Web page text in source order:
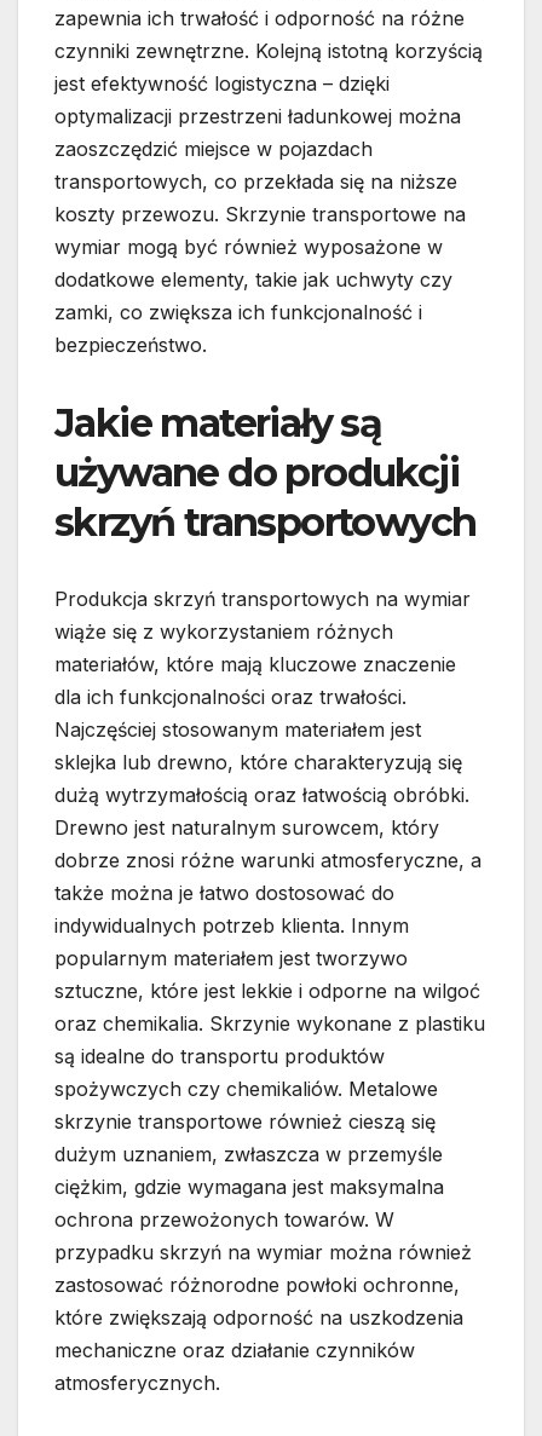
zapewnia ich trwałość i odporność na różne
czynniki zewnętrzne. Kolejną istotną korzyścią
jest efektywność logistyczna – dzięki
optymalizacji przestrzeni ładunkowej można
zaoszczędzić miejsce w pojazdach
transportowych, co przekłada się na niższe
koszty przewozu. Skrzynie transportowe na
wymiar mogą być również wyposażone w
dodatkowe elementy, takie jak uchwyty czy
zamki, co zwiększa ich funkcjonalność i
bezpieczeństwo.
Jakie materiały są
używane do produkcji
skrzyń transportowych
Produkcja skrzyń transportowych na wymiar
wiąże się z wykorzystaniem różnych
materiałów, które mają kluczowe znaczenie
dla ich funkcjonalności oraz trwałości.
Najczęściej stosowanym materiałem jest
sklejka lub drewno, które charakteryzują się
dużą wytrzymałością oraz łatwością obróbki.
Drewno jest naturalnym surowcem, który
dobrze znosi różne warunki atmosferyczne, a
także można je łatwo dostosować do
indywidualnych potrzeb klienta. Innym
popularnym materiałem jest tworzywo
sztuczne, które jest lekkie i odporne na wilgoć
oraz chemikalia. Skrzynie wykonane z plastiku
są idealne do transportu produktów
spożywczych czy chemikaliów. Metalowe
skrzynie transportowe również cieszą się
dużym uznaniem, zwłaszcza w przemyśle
ciężkim, gdzie wymagana jest maksymalna
ochrona przewożonych towarów. W
przypadku skrzyń na wymiar można również
zastosować różnorodne powłoki ochronne,
które zwiększają odporność na uszkodzenia
mechaniczne oraz działanie czynników
atmosferycznych.